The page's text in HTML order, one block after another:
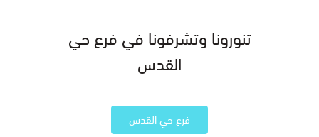
تنورونا وتشرفونا في فرع حي
القدس
فرع حي القدس